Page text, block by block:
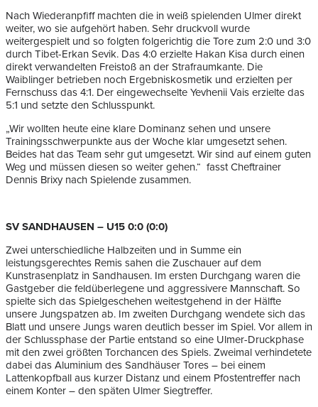
Nach Wiederanpfiff machten die in weiß spielenden Ulmer direkt
weiter, wo sie aufgehört haben. Sehr druckvoll wurde
weitergespielt und so folgten folgerichtig die Tore zum 2:0 und 3:0
durch Tibet-Erkan Sevik. Das 4:0 erzielte Hakan Kisa durch einen
direkt verwandelten Freistoß an der Strafraumkante. Die
Waiblinger betrieben noch Ergebniskosmetik und erzielten per
Fernschuss das 4:1. Der eingewechselte Yevhenii Vais erzielte das
5:1 und setzte den Schlusspunkt.
„Wir wollten heute eine klare Dominanz sehen und unsere
Trainingsschwerpunkte aus der Woche klar umgesetzt sehen.
Beides hat das Team sehr gut umgesetzt. Wir sind auf einem guten
Weg und müssen diesen so weiter gehen.“ fasst Cheftrainer
Dennis Brixy nach Spielende zusammen.
SV SANDHAUSEN – U15 0:0 (0:0)
Zwei unterschiedliche Halbzeiten und in Summe ein
leistungsgerechtes Remis sahen die Zuschauer auf dem
Kunstrasenplatz in Sandhausen. Im ersten Durchgang waren die
Gastgeber die feldüberlegene und aggressivere Mannschaft. So
spielte sich das Spielgeschehen weitestgehend in der Hälfte
unsere Jungspatzen ab. Im zweiten Durchgang wendete sich das
Blatt und unsere Jungs waren deutlich besser im Spiel. Vor allem in
der Schlussphase der Partie entstand so eine Ulmer-Druckphase
mit den zwei größten Torchancen des Spiels. Zweimal verhindetete
dabei das Aluminium des Sandhäuser Tores – bei einem
Lattenkopfball aus kurzer Distanz und einem Pfostentreffer nach
einem Konter – den späten Ulmer Siegtreffer.